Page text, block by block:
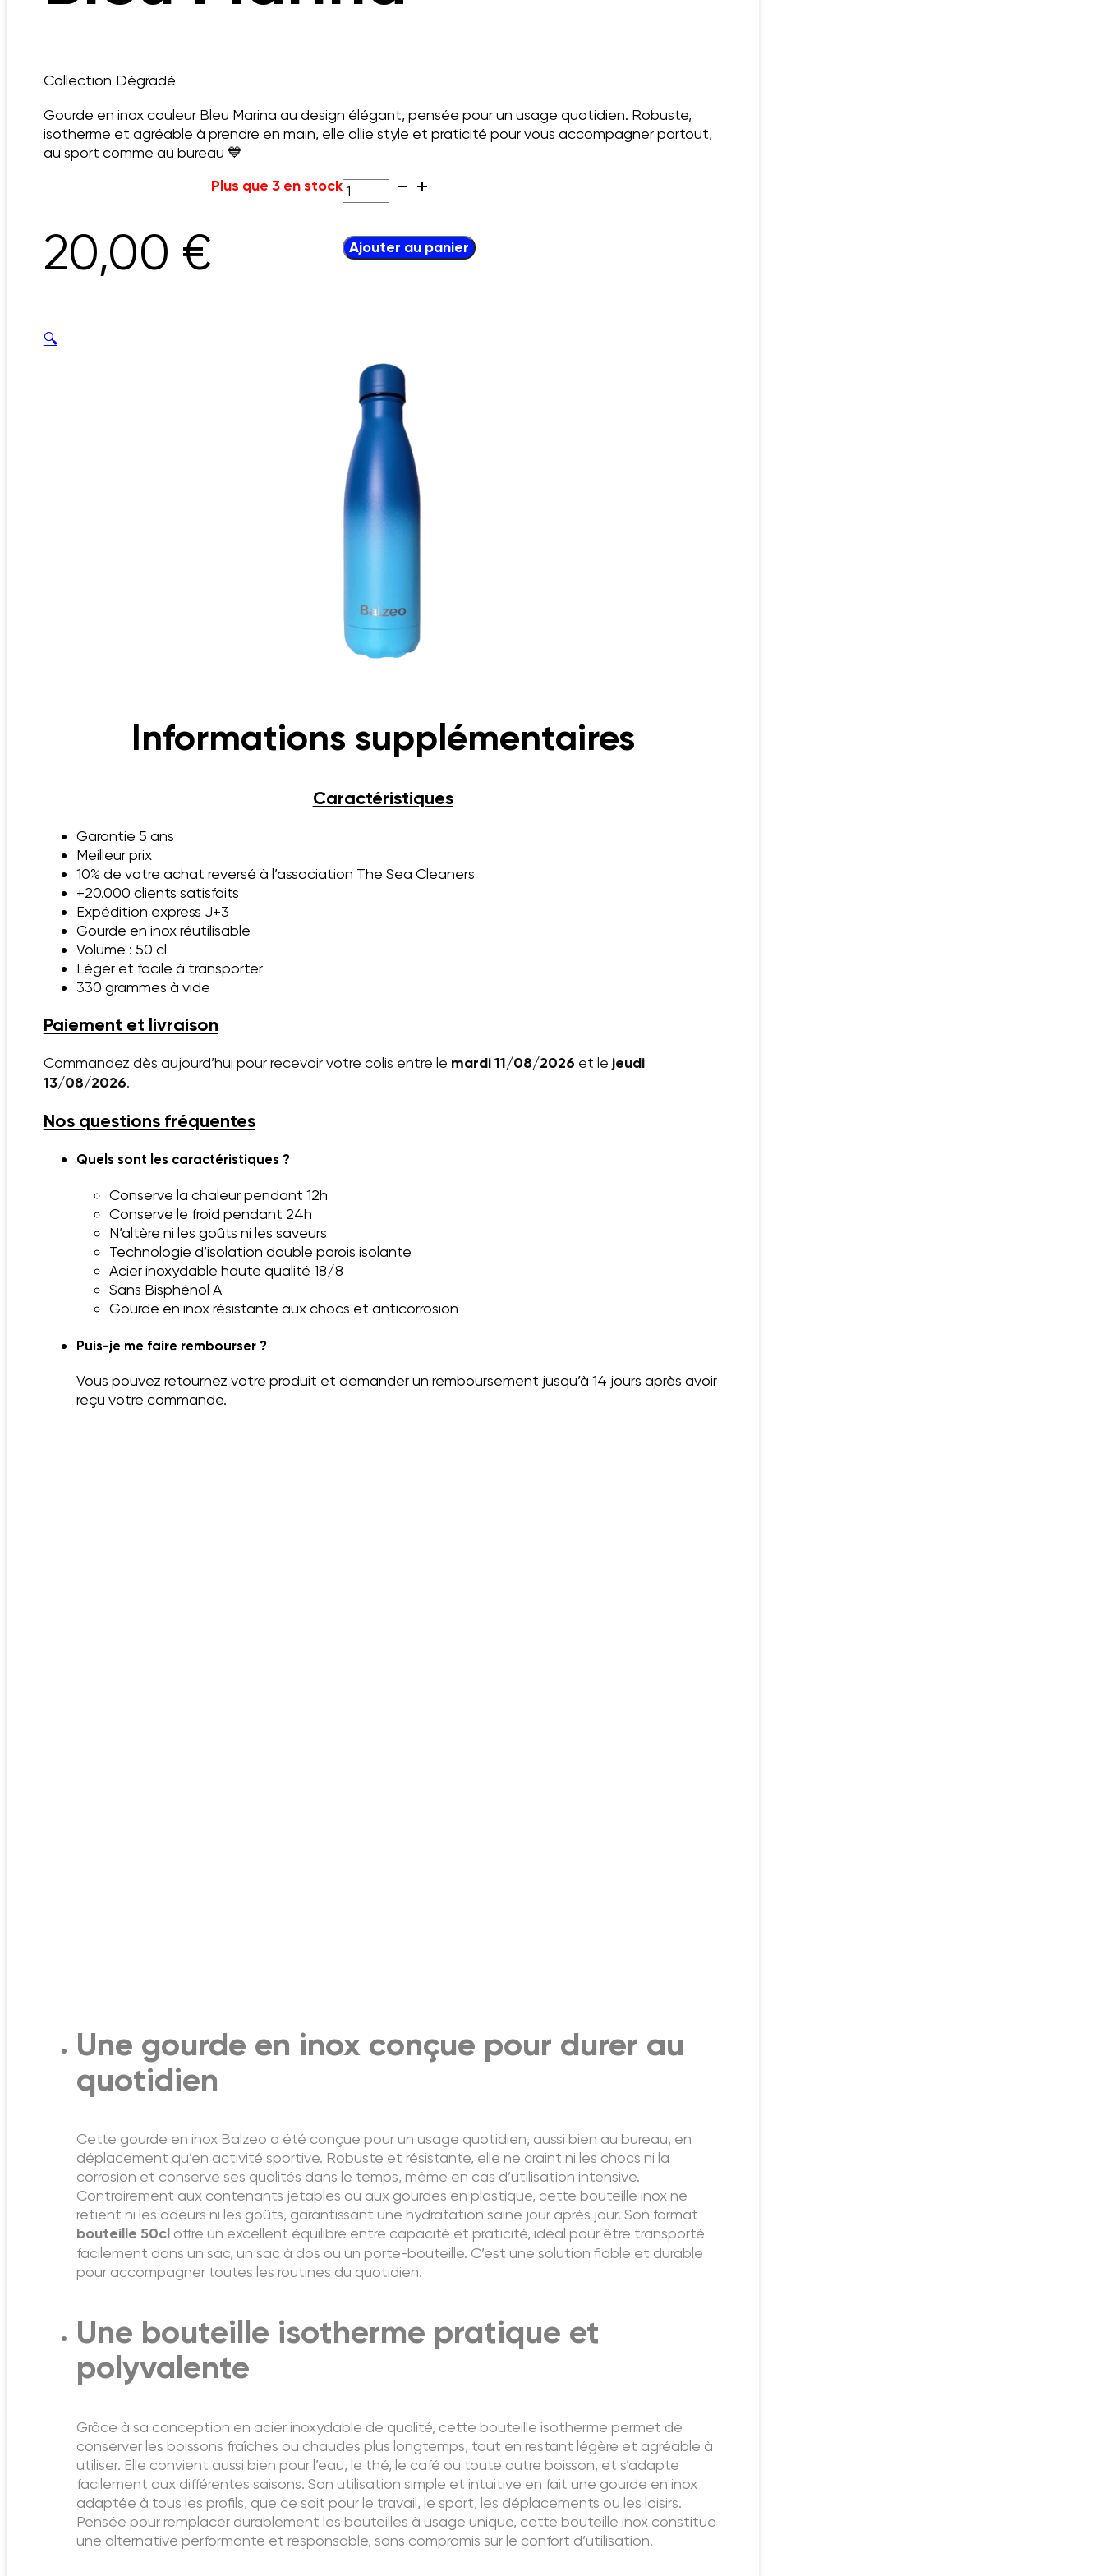
Devis
Collection Dégradé
Gourde en inox couleur Bleu Marina au design élégant, pensée pour un usage quotidien. Robuste,
isotherme et agréable à prendre en main, elle allie style et praticité pour vous accompagner partout,
au sport comme au bureau 💙
20,00 €
Plus que 3 en stockquantité
de
Marina
Ajouter au panier
🔍
Informations supplémentaires
Caractéristiques
Garantie 5 ans
Meilleur prix
10% de votre achat reversé à l’association The Sea Cleaners
+20.000 clients satisfaits
Expédition express J+3
Gourde en inox réutilisable
Volume : 50 cl
Léger et facile à transporter
330 grammes à vide
Paiement et livraison
Commandez dès aujourd’hui pour recevoir votre colis entre le mardi 11/08/2026 et le jeudi
13/08/2026.
Nos questions fréquentes
Quels sont les caractéristiques ?
Conserve la chaleur pendant 12h
Conserve le froid pendant 24h
N’altère ni les goûts ni les saveurs
Technologie d’isolation double parois isolante
Acier inoxydable haute qualité 18/8
Sans Bisphénol A
Gourde en inox résistante aux chocs et anticorrosion
Puis-je me faire rembourser ?
Vous pouvez retournez votre produit et demander un remboursement jusqu’à 14 jours après avoir
reçu votre commande.
Une gourde en inox conçue pour durer au
quotidien
Cette gourde en inox Balzeo a été conçue pour un usage quotidien, aussi bien au bureau, en
déplacement qu’en activité sportive. Robuste et résistante, elle ne craint ni les chocs ni la
corrosion et conserve ses qualités dans le temps, même en cas d’utilisation intensive.
Contrairement aux contenants jetables ou aux gourdes en plastique, cette bouteille inox ne
retient ni les odeurs ni les goûts, garantissant une hydratation saine jour après jour. Son format
bouteille 50cloffre un excellent équilibre entre capacité et praticité, idéal pour être transporté
facilement dans un sac, un sac à dos ou un porte-bouteille. C’est une solution fiable et durable
pour accompagner toutes les routines du quotidien.
Une bouteille isotherme pratique et
polyvalente
Grâce à sa conception en acier inoxydable de qualité, cette bouteille isotherme permet de
conserver les boissons fraîches ou chaudes plus longtemps, tout en restant légère et agréable à
utiliser. Elle convient aussi bien pour l’eau, le thé, le café ou toute autre boisson, et s’adapte
facilement aux différentes saisons. Son utilisation simple et intuitive en fait une gourde en inox
adaptée à tous les profils, que ce soit pour le travail, le sport, les déplacements ou les loisirs.
Pensée pour remplacer durablement les bouteilles à usage unique, cette bouteille inox constitue
une alternative performante et responsable, sans compromis sur le confort d’utilisation.